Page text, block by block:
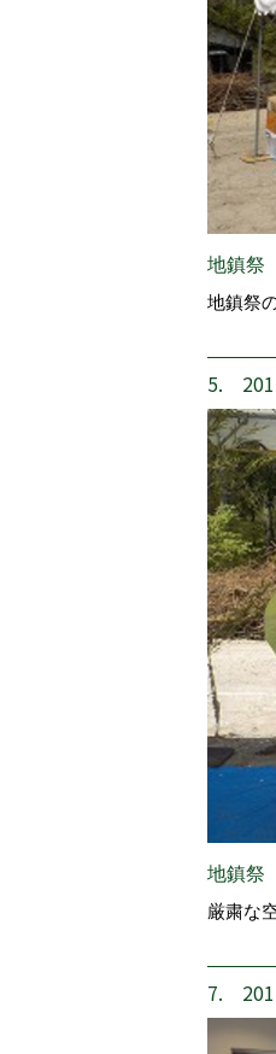
地鎮祭
地鎮祭
5.
地鎮祭
厳粛な
7.